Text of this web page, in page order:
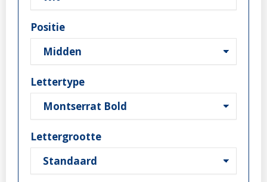
Positie
Lettertype
Lettergrootte